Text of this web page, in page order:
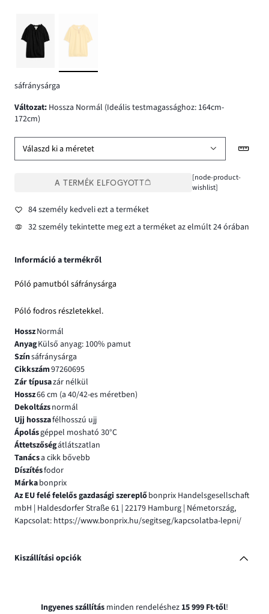
sáfránysárga
változat: Hossza Normál (Ideális testmagassághoz: 164cm-
172cm)
Válaszd ki a méretet
A TERMÉK ELFOGYOTT
[node-product-
wishlist]
84 személy kedveli ezt a terméket
32 személy tekintette meg ezt a terméket az elmúlt 24 órában
Információ a termékről
Póló pamutból sáfránysárga
Póló fodros részletekkel.
HosszNormál
AnyagKülső anyag: 100% pamut
Színsáfránysárga
Cikkszám97260695
Zár típusazár nélkül
Hossz66 cm (a 40/42-es méretben)
Dekoltázsnormál
Ujj hosszafélhosszú ujj
Ápolásgéppel mosható 30°C
Áttetszőségátlátszatlan
Tanácsa cikk bővebb
Díszítésfodor
Márkabonprix
Az EU felé felelős gazdasági szereplőbonprix Handelsgesellschaft
mbH | Haldesdorfer Straße 61 | 22179 Hamburg | Németország,
Kapcsolat: https://www.bonprix.hu/segitseg/kapcsolatba-lepni/
Kiszállítási opciók
Ingyenes szállítás minden rendeléshez 15 999 Ft-től!